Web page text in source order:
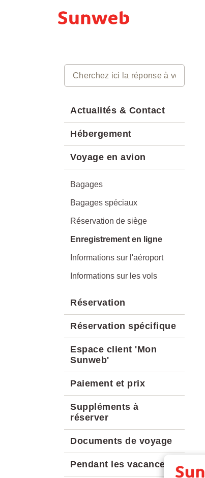
Actualités & Contact
Hébergement
Voyage en avion
Bagages
Bagages spéciaux
Réservation de siège
Enregistrement en ligne
Informations sur l'aéroport
Informations sur les vols
Réservation
Réservation spécifique
Espace client 'Mon
Sunweb'
Paiement et prix
Suppléments à
réserver
Documents de voyage
Pendant les vacances